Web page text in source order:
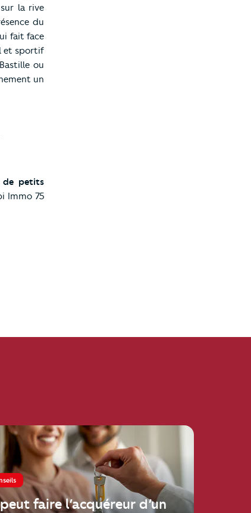
la rive
du
fait face
et sportif
ou
un
de petits
Immo 75
faire l’acquéreur d’un